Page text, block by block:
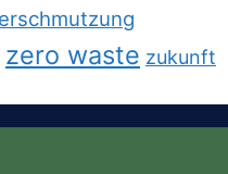
zero waste zukunft